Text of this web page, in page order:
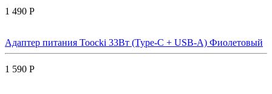
1 490 Р
Адаптер питания Toocki 33Вт (Type-C + USB-A) Фиолетовый
1 590 Р